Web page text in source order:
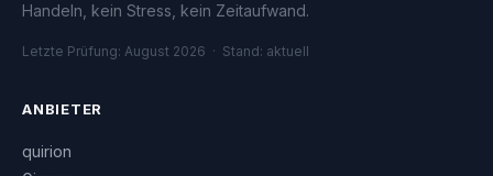
Handeln, kein Stress, kein Zeitaufwand.
Letzte Prüfung: August 2026 · Stand: aktuell
ANBIETER
quirion